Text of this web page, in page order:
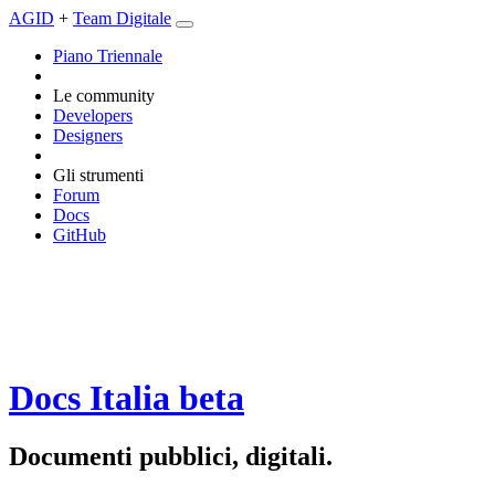
AGID + Team Digitale
Piano Triennale
Le community
Developers
Designers
Gli strumenti
Forum
Docs
GitHub
Docs Italia beta
Documenti pubblici, digitali.